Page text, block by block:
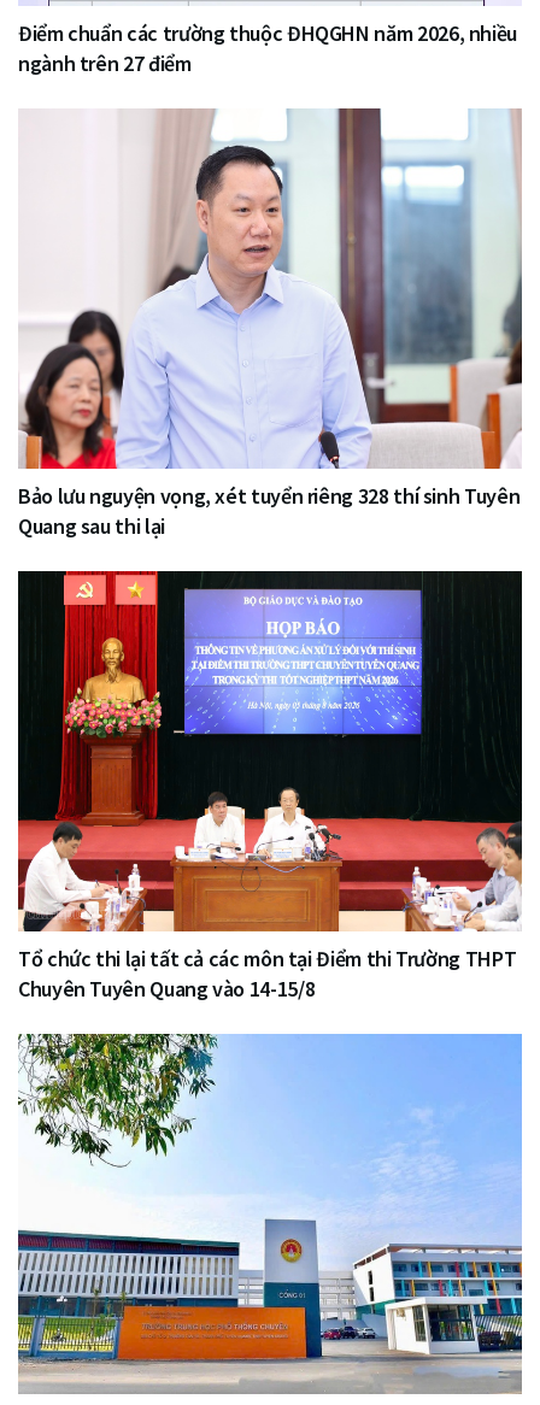
Điểm chuẩn các trường thuộc ĐHQGHN năm 2026, nhiều
ngành trên 27 điểm
Bảo lưu nguyện vọng, xét tuyển riêng 328 thí sinh Tuyên
Quang sau thi lại
Tổ chức thi lại tất cả các môn tại Điểm thi Trường THPT
Chuyên Tuyên Quang vào 14-15/8